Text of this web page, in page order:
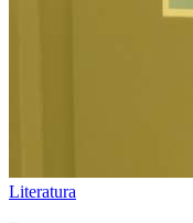
Literatura